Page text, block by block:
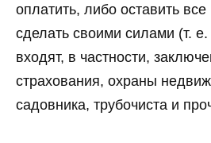
оплатить, либо оставить все
сделать своими силами (т.
входят, в частности,
страхования, охраны
садовника, трубочиста и